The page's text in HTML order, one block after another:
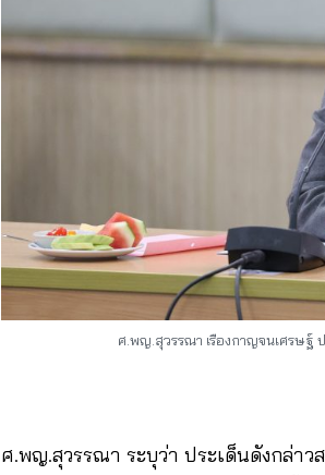
ศ.พญ.สุวรรณา เรืองกาญจนเศรษฐ์
ศ.พญ.สุวรรณา ระบุว่า ประเด็นดังกล่า